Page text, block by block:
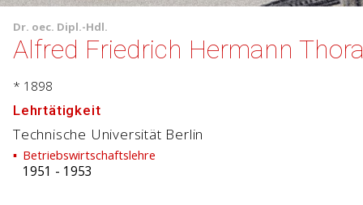
Dr. oec. Dipl.-Hdl.
Alfred Friedrich Hermann
* 1898
Lehrtätigkeit
Technische Universität Berlin
Betriebswirtschaftslehre
1951 - 1953